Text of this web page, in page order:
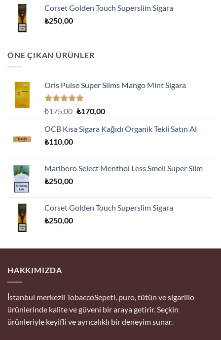
Corset Golden Touch Superslim Sigara
₺250,00
ÖNE ÇIKAN ÜRÜNLER
Oris Pulse Super Slims Mango Mint Sigara
5 üzerinden
oy
aldı
₺175,00 Orijinal
₺175,00.
₺170,00Şu
fiyat:
OCB Kısa Sigara Kağıdı Organik Tekli Satın Al
₺110,00
Marlboro Select Menthol Less Smell Super Slim
₺250,00
Corset Golden Touch Superslim Sigara
₺250,00
HAKKIMIZDA
İstanbul merkezli TobaccoSepeti, puro, tütün ve sigarillo
ürünlerinde kalite ve güveni bir araya getirir. Seçkin
ürünleriyle keyifli ve ayrıcalıklı bir deneyim sunar.